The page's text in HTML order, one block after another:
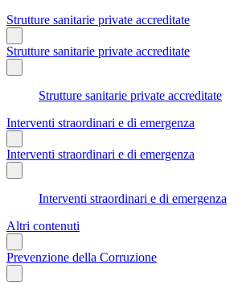
Strutture sanitarie private accreditate
Strutture sanitarie private accreditate
Strutture sanitarie private accreditate
Interventi straordinari e di emergenza
Interventi straordinari e di emergenza
Interventi straordinari e di emergenza
Altri contenuti
Prevenzione della Corruzione